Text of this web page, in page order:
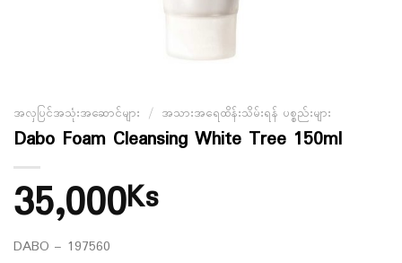
အလှပြင်အသုံးအဆောင်များ / အသားအရေထိန်းသိမ်းရန် ပစ္စည်းများ
Dabo Foam Cleansing White Tree 150ml
35,000Ks
DABO – 197560